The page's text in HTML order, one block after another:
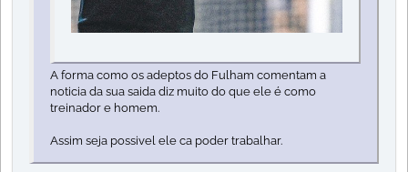
A forma como os adeptos do Fulham comentam a
noticia da sua saida diz muito do que ele é como
treinador e homem.
Assim seja possivel ele ca poder trabalhar.